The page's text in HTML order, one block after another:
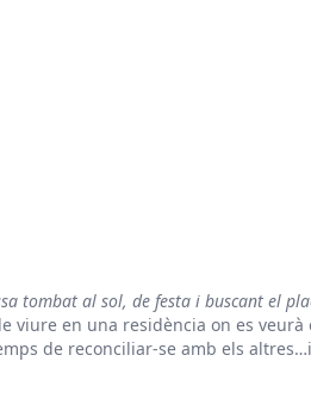
tombat al sol, de festa i buscant el
viure en una residència on es veurà
de reconciliar-se amb els